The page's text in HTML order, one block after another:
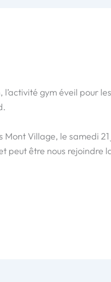
gym éveil pour
Mont Village, le samedi
être nous rejoindre